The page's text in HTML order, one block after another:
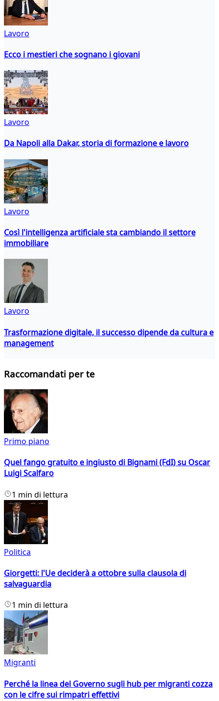
Lavoro
Ecco i mestieri che sognano i giovani
Lavoro
Da Napoli alla Dakar, storia di formazione e lavoro
Lavoro
Così l'intelligenza artificiale sta cambiando il settore
immobiliare
Lavoro
Trasformazione digitale, il successo dipende da cultura e
management
Raccomandati per te
Primo piano
Quel fango gratuito e ingiusto di Bignami (FdI) su Oscar
Luigi Scalfaro
1 min di lettura
Politica
Giorgetti: l'Ue deciderà a ottobre sulla clausola di
salvaguardia
1 min di lettura
Migranti
Perché la linea del Governo sugli hub per migranti cozza
con le cifre sui rimpatri effettivi